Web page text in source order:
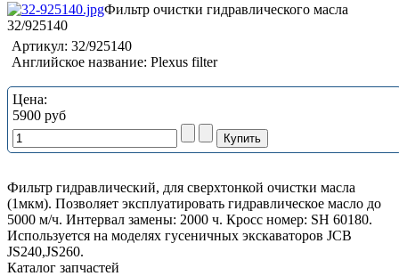
Фильтр очистки гидравлического масла
32/925140
Артикул: 32/925140
Английское название: Plexus filter
Цена:
5900 руб
Фильтр гидравлический, для сверхтонкой очистки масла
(1мкм). Позволяет эксплуатировать гидравлическое масло до
5000 м/ч. Интервал замены: 2000 ч. Кросс номер: SH 60180.
Используется на моделях гусеничных экскаваторов JCB
JS240,JS260.
Каталог запчастей